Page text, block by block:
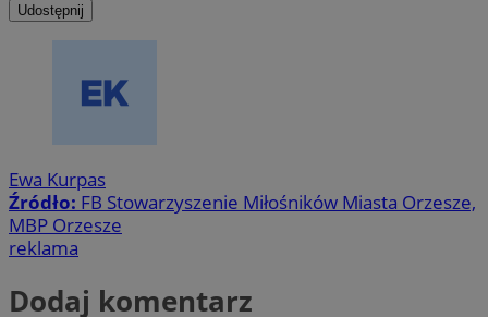
Udostępnij
Ewa Kurpas
Źródło: FB Stowarzyszenie Miłośników Miasta Orzesze,
MBP Orzesze
reklama
Dodaj komentarz